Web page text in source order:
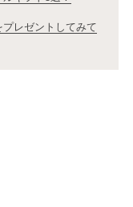
レゼントしてみて